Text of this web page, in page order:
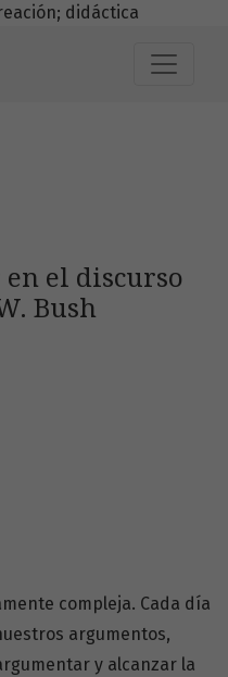
didáctica
el discurso
Bush
compleja. Cada día
argumentos,
y alcanzar la